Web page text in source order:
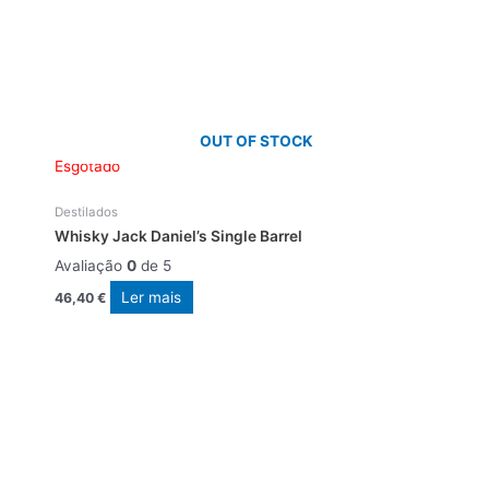
OUT OF STOCK
Esgotado
Destilados
Whisky Jack Daniel’s Single Barrel
Avaliação 0 de 5
46,40 € Ler mais